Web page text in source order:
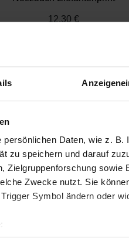
persönlichen Daten, wie z.
zu speichern und darauf
Zielgruppenforschung sowie
Zwecke nutzt. Sie
Symbol ändern oder
12,30 €